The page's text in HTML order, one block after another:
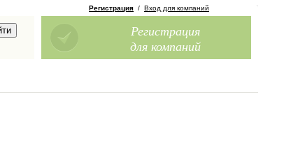
Регистрация / Вход для компаний
Регистрация
для компаний